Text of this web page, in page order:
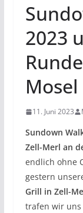
2023
Mosel
11. Juni 2023
Sundown
Zell-Merl an
endlich ohne
gestern
Grill in Zell-
trafen wir